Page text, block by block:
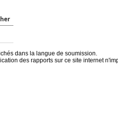
dans la langue de soumission.
des rapports sur ce site internet